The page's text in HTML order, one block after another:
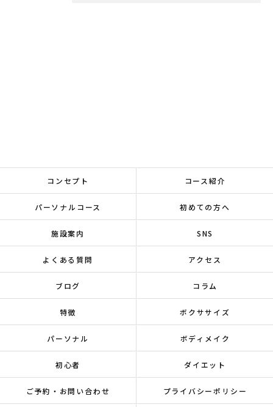
コンセプト コース紹介
パーソナルコース 初めての方へ
施設案内 SNS
よくある質問 アクセス
ブログ コラム
特徴 ボクササイズ
パーソナル ボディメイク
初心者 ダイエット
ご予約・お問い合わせ プライバシーポリシー